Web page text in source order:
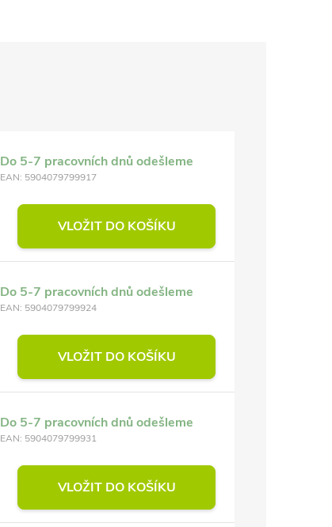
Do 5-7 pracovních dnů odešleme
EAN: 5904079799917
VLOŽIT DO KOŠÍKU
Do 5-7 pracovních dnů odešleme
EAN: 5904079799924
VLOŽIT DO KOŠÍKU
Do 5-7 pracovních dnů odešleme
EAN: 5904079799931
VLOŽIT DO KOŠÍKU